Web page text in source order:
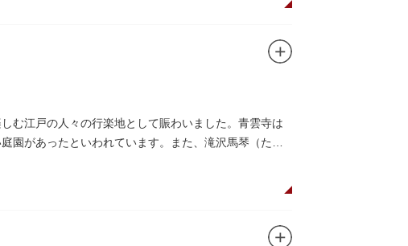
む江戸の人々の行楽地として賑わいました。青雲寺は
園があったといわれています。また、滝沢馬琴（たき